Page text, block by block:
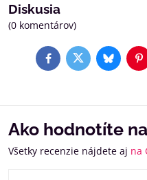
Diskusia
(0 komentárov)
FacebookTwitterBluesky
Ako hodnotíte
Všetky recenzie nájdete aj na